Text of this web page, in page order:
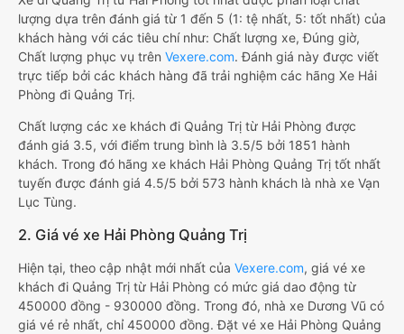
lượng dựa trên đánh giá từ 1 đến 5 (1: tệ nhất, 5: tốt nhất) của
khách hàng với các tiêu chí như: Chất lượng xe, Đúng giờ,
Chất lượng phục vụ trên Vexere.com. Đánh giá này được viết
trực tiếp bởi các khách hàng đã trải nghiệm các hãng Xe Hải
Phòng đi Quảng Trị.
Chất lượng các xe khách đi Quảng Trị từ Hải Phòng được
đánh giá 3.5, với điểm trung bình là 3.5/5 bởi 1851 hành
khách. Trong đó hãng xe khách Hải Phòng Quảng Trị tốt nhất
tuyến được đánh giá 4.5/5 bởi 573 hành khách là nhà xe Vạn
Lục Tùng.
2. Giá vé xe Hải Phòng Quảng Trị
Hiện tại, theo cập nhật mới nhất của Vexere.com, giá vé xe
khách đi Quảng Trị từ Hải Phòng có mức giá dao động từ
450000 đồng - 930000 đồng. Trong đó, nhà xe Dương Vũ có
giá vé rẻ nhất, chỉ 450000 đồng. Đặt vé xe Hải Phòng Quảng